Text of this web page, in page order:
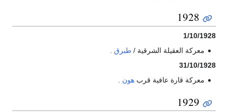
1928
1/10/1928
معركة العقيلة الشرقية /طبرق
31/10/1928
معركة قارة عافية قربهون
1929